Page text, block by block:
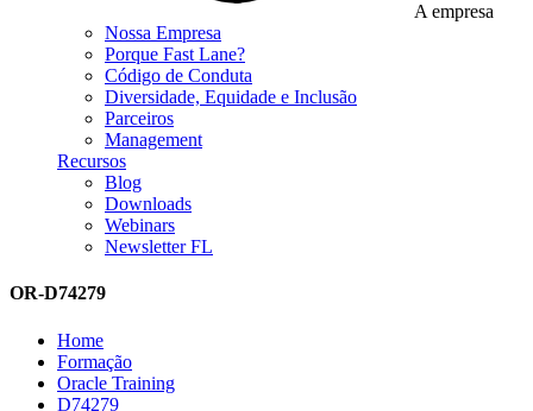
A empresa
Nossa Empresa
Porque Fast Lane?
Código de Conduta
Diversidade, Equidade e Inclusão
Parceiros
Management
Recursos
Blog
Downloads
Webinars
Newsletter FL
OR-D74279
Home
Formação
Oracle Training
D74279